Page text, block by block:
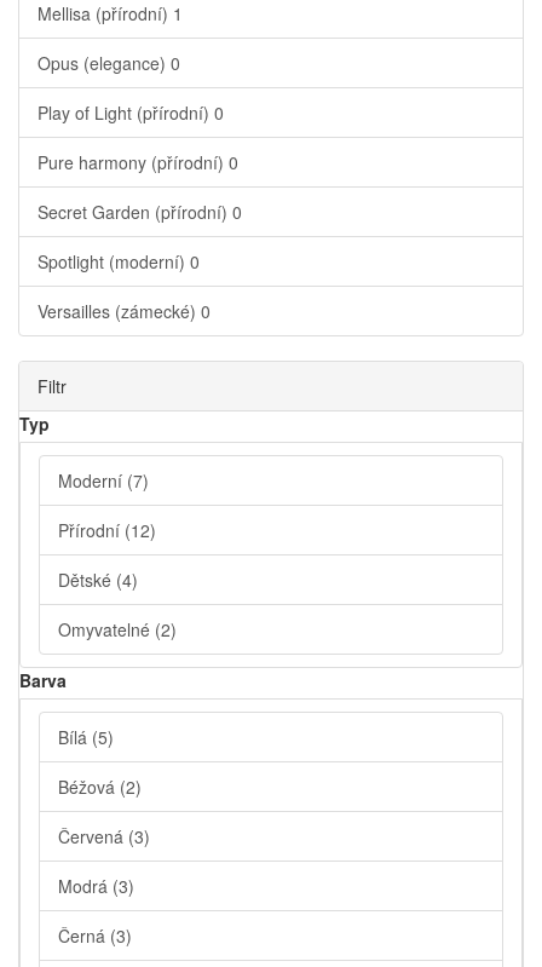
Mellisa (přírodní) 1
Opus (elegance) 0
Play of Light (přírodní) 0
Pure harmony (přírodní) 0
Secret Garden (přírodní) 0
Spotlight (moderní) 0
Versailles (zámecké) 0
Filtr
Typ
Moderní (7)
Přírodní (12)
Dětské (4)
Omyvatelné (2)
Barva
Bílá (5)
Béžová (2)
Červená (3)
Modrá (3)
Černá (3)